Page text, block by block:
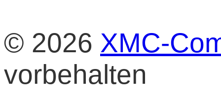
© 2026 XMC-
vorbehalten